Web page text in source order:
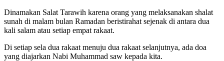
Dinamakan Salat Tarawih karena orang yang melaksanakan shalat
sunah di malam bulan Ramadan beristirahat sejenak di antara dua
kali salam atau setiap empat rakaat.
Di setiap sela dua rakaat menuju dua rakaat selanjutnya, ada doa
yang diajarkan Nabi Muhammad saw kepada kita.